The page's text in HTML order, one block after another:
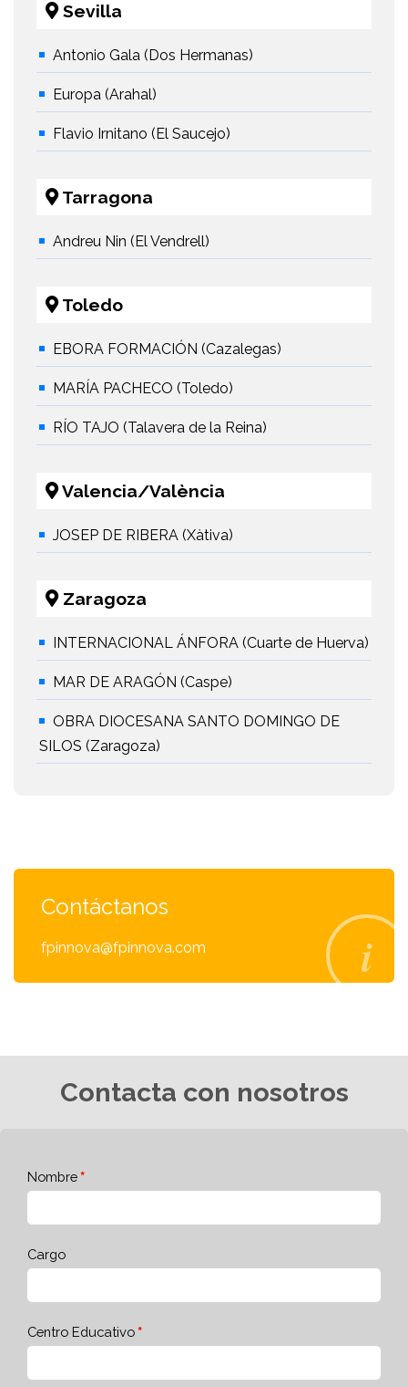
Sevilla
Antonio Gala (Dos Hermanas)
Europa (Arahal)
Flavio Irnitano (El Saucejo)
Tarragona
Andreu Nin (El Vendrell)
Toledo
EBORA FORMACIÓN (Cazalegas)
MARÍA PACHECO (Toledo)
RÍO TAJO (Talavera de la Reina)
Valencia/València
JOSEP DE RIBERA (Xàtiva)
Zaragoza
INTERNACIONAL ÁNFORA (Cuarte de Huerva)
MAR DE ARAGÓN (Caspe)
OBRA DIOCESANA SANTO DOMINGO DE
SILOS (Zaragoza)
Contáctanos
fpinnova@fpinnova.com
Contacta con nosotros
Nombre
Cargo
Centro Educativo